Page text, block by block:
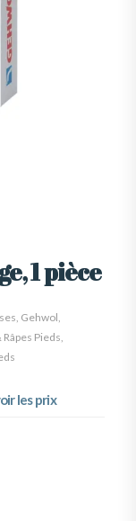
1 pièce
Gehwol
Pieds
les prix